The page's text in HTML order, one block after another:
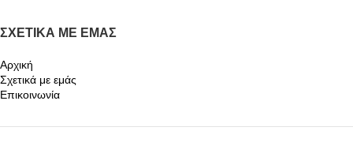
ΣΧΕΤΙΚΆ ΜΕ ΕΜΆΣ
Αρχική
Σχετικά με εμάς
Επικοινωνία